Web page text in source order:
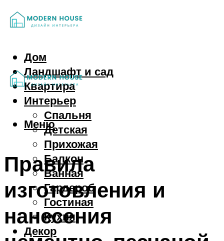
Дом
Ландшафт и сад
Квартира
Интерьер
Спальня
Детская
Прихожая
Балкон
Ванная
Гардероб
Гостиная
Кухня
Декор
Меню
Правила
изготовления и
нанесения